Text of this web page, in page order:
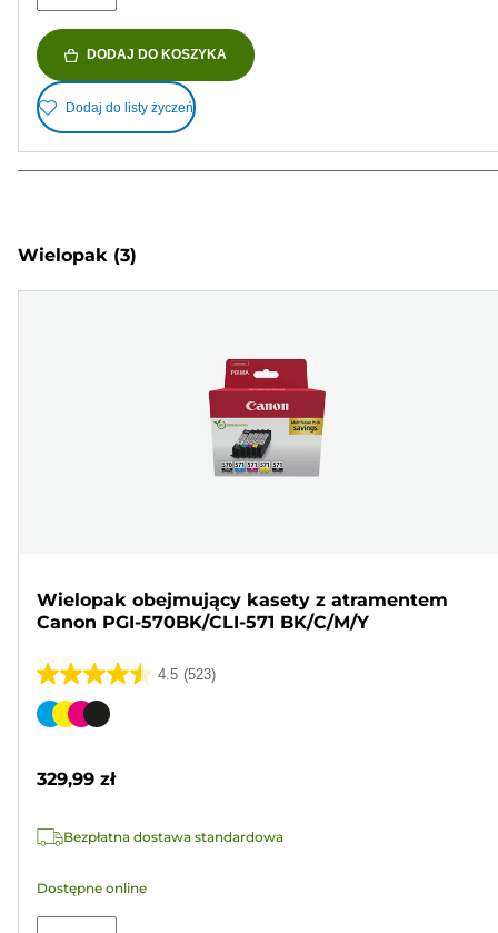
DODAJ DO KOSZYKA
Dodaj do listy życzeń
Wielopak (3)
Wielopak obejmujący kasety z atramentem
Canon PGI-570BK/CLI-571 BK/C/M/Y
4.5 (523)
4.5
na
523
Wkład
329,99 zł
Bezpłatna dostawa standardowa
Dostępne online